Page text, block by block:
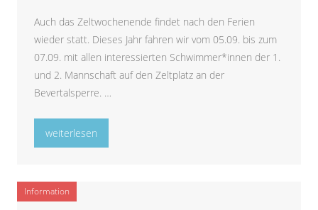
Auch das Zeltwochenende findet nach den Ferien
wieder statt. Dieses Jahr fahren wir vom 05.09. bis zum
07.09. mit allen interessierten Schwimmer*innen der 1.
und 2. Mannschaft auf den Zeltplatz an der
Bevertalsperre. …
„Zeltwochenende August 2025“
weiterlesen
Information